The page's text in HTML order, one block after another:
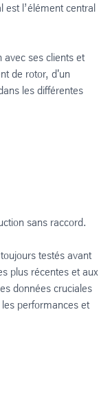
est l’élément central
avec ses clients et
de rotor, d'un
les différentes
sans raccord.
testés avant
plus récentes et aux
données cruciales
performances et